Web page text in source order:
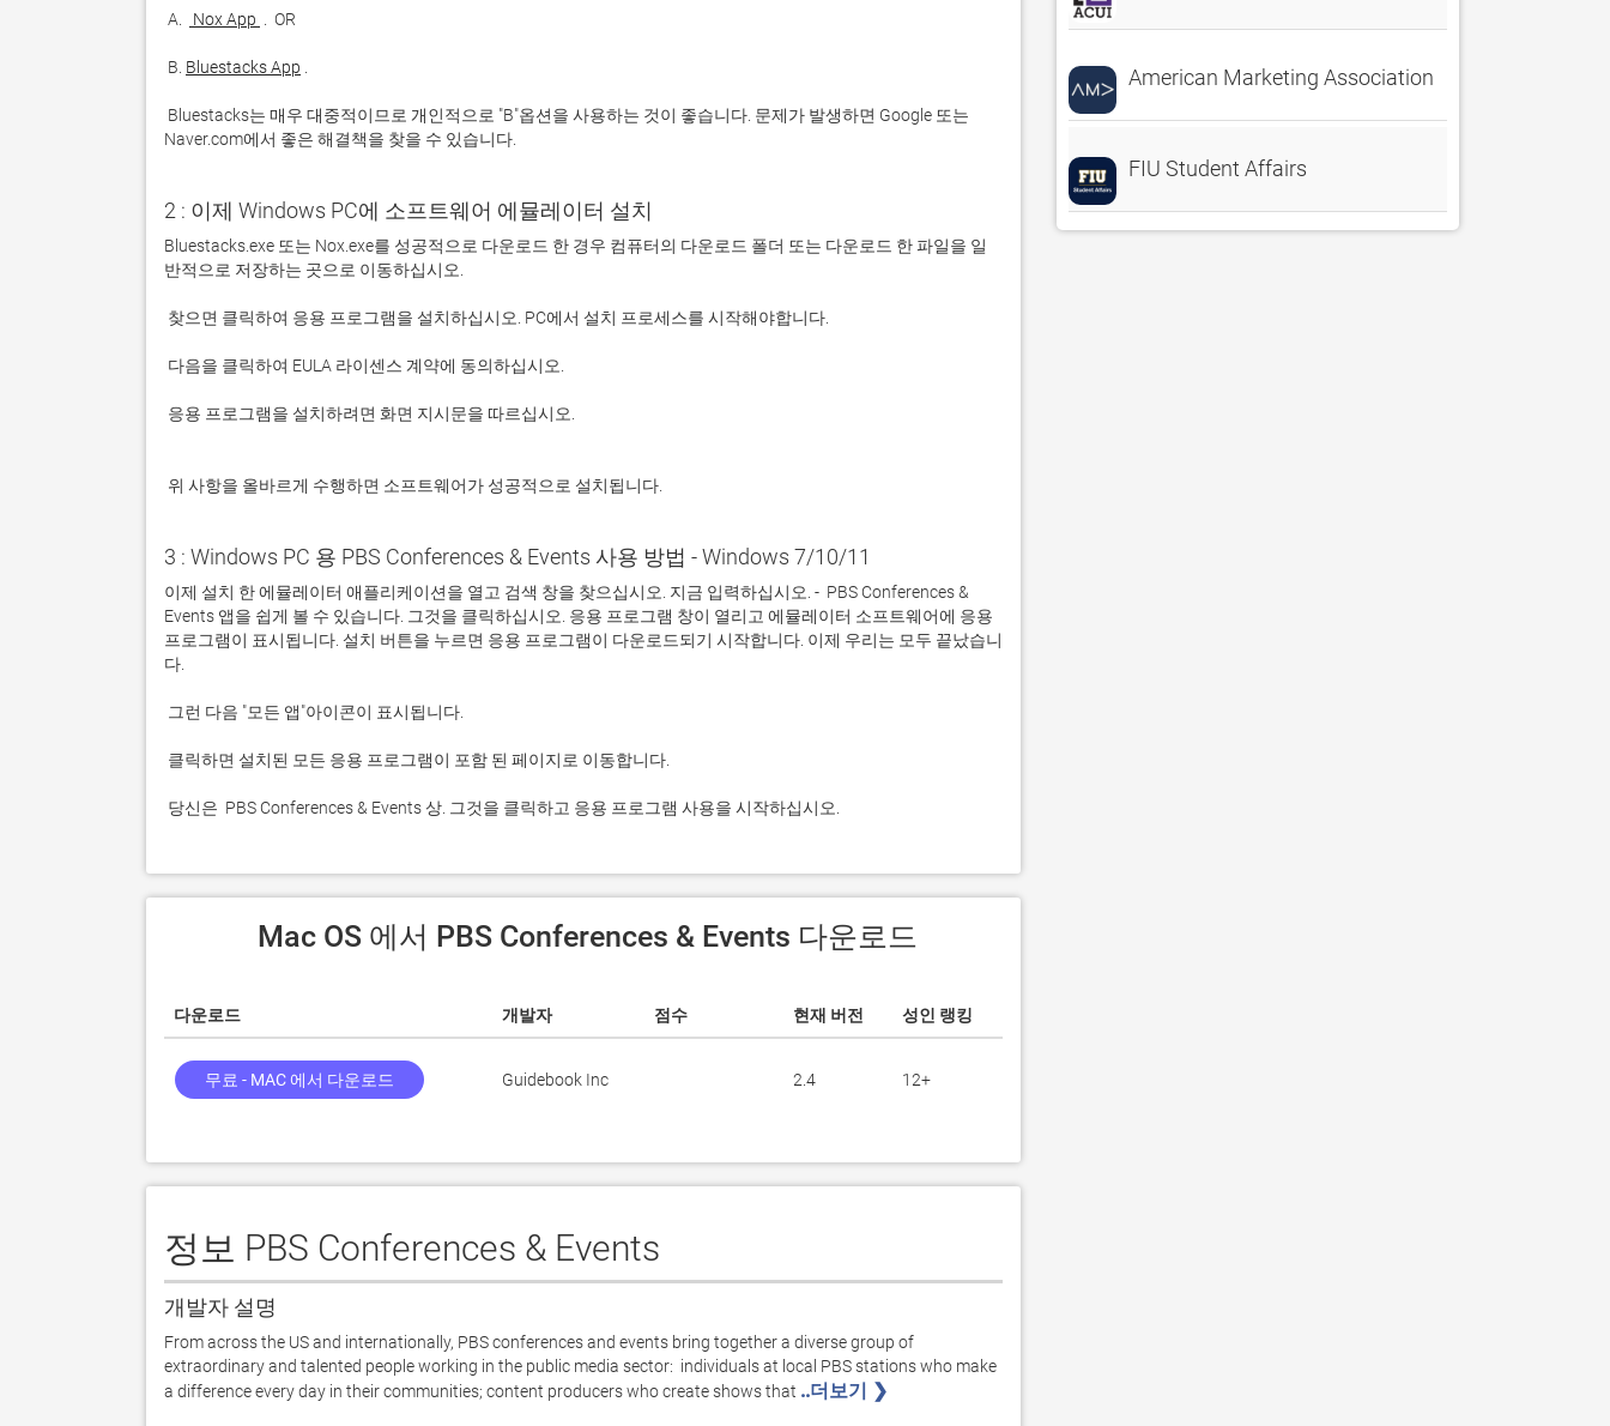
A. Nox App
B. Bluestacks App
Naver.com에서 좋은 해결책을 찾을 수 있습니다.
2 : 이제 Windows PC에 소프트웨어 에뮬레이터 설치
Bluestacks.exe 또는 Nox.exe를 성공적으로 다운로드 한 경우 컴퓨터의 다운로드 폴더 또는 다운로드 한 파일을 일
위 사항을 올바르게 수행하면 소프트웨어가 성공적으로 설치됩니다.
3 : Windows PC 용 PBS Conferences & Events 사용 방법 - Windows 7/10/11
이제 설치 한 에뮬레이터 애플리케이션을 열고 검색 창을 찾으십시오. 지금 입력하십시오. -  PBS Conferences &
Events 앱을 쉽게 볼 수 있습니다. 그것을 클릭하십시오. 응용 프로그램 창이 열리고 에뮬레이터 소프트웨어에 응용
프로그램이 표시됩니다. 설치 버튼을 누르면 응용 프로그램이 다운로드되기 시작합니다. 이제 우리는 모두 끝났습니
당신은  PBS Conferences & Events 상. 그것을 클릭하고 응용 프로그램 사용을 시작하십시오.
Mac OS 에서 PBS Conferences & Events 다운로드
다운로드 개발자 점수 현재 버전 성인 랭킹
무료 - MAC 에서 다운로드 Guidebook Inc 2.4 12+
정보 PBS Conferences & Events
개발자 설명
From across the US and internationally, PBS conferences and events bring together a diverse group of
extraordinary and talented people working in the public media sector:  individuals at local PBS stations who make
a difference every day in their communities; content producers who create shows that ..더보기 ❯
American Marketing Association
FIU Student Affairs